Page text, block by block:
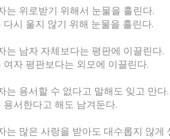
는 위로받기 위해서 눈물을 흘린다.
다시 울지 않기 위해 눈물을 흘린다.
는 남자 자체보다는 평판에 이끌린다.
여자 평판보다는 외모에 이끌린다.
는 용서할 수 없다고 말해도 잊고 만다.
용서한다고 해도 남겨둔다.
는 많은 사랑을 받아도 대수롭지 않게